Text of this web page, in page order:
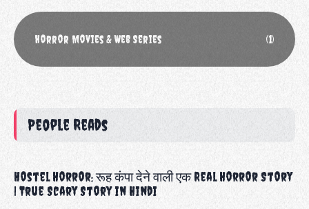
Horror Movies & Web Series (1)
People Reads
Hostel Horror: रूह कंपा देने वाली एक Real Horror Story
| True Scary Story in Hindi